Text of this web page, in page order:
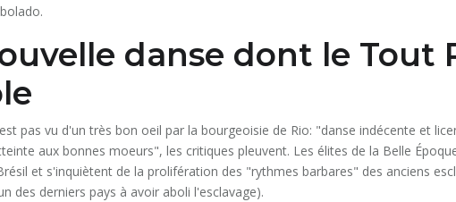
danse dont le Tout
pas vu d'un très bon oeil par la bourgeoisie de Rio: "danse indécente et
aux bonnes moeurs", les critiques pleuvent. Les élites de la Belle
et s'inquiètent de la prolifération des "rythmes barbares" des anciens
des derniers pays à avoir aboli l'esclavage).